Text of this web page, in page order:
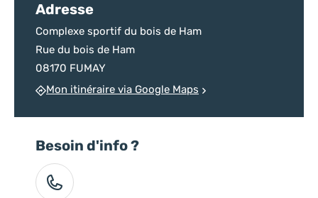
Adresse
Complexe sportif du bois de Ham
Rue du bois de Ham
08170 FUMAY
Mon itinéraire via Google Maps
Besoin d'info ?